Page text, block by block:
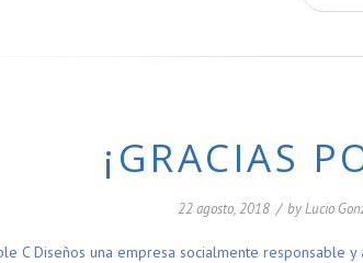
¡GRACIAS
22 agosto, 2018 / byLucio
C Diseños una empresa socialmente